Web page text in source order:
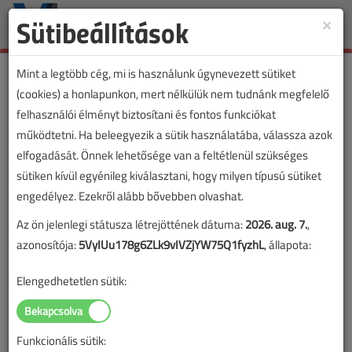
Toggle
×
Sütibeállítások
Mint a legtöbb cég, mi is használunk úgynevezett sütiket
(cookies) a honlapunkon, mert nélkülük nem tudnánk megfelelő
felhasználói élményt biztosítani és fontos funkciókat
működtetni. Ha beleegyezik a sütik használatába, válassza azok
elfogadását. Önnek lehetősége van a feltétlenül szükséges
sütiken kívül egyénileg kiválasztani, hogy milyen típusú sütiket
engedélyez. Ezekről alább bővebben olvashat.
Az ön jelenlegi státusza létrejöttének dátuma:2026. aug. 7.,
azonosítója:5VyIUu178g6ZLk9vIVZjYW75Q1fyzhL, állapota:
Elengedhetetlen sütik:
Funkcionális sütik: